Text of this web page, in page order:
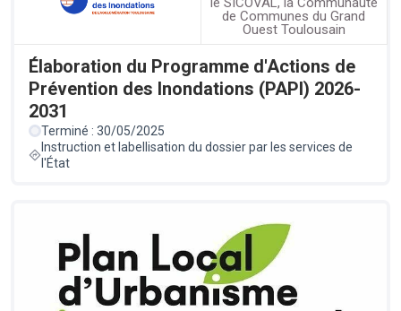
de Communes du Grand
Ouest Toulousain
Élaboration du Programme d'Actions de
Prévention des Inondations (PAPI) 2026-
2031
Terminé : 30/05/2025
Instruction et labellisation du dossier par les services de
l'État